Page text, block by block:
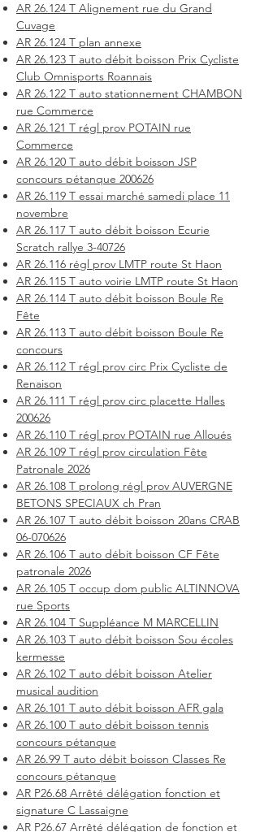
AR 26.124 T Alignement rue du Grand
Cuvage
AR 26.124 T plan annexe
AR 26.123 T auto débit boisson Prix Cycliste
Club Omnisports Roannais
AR 26.122 T auto stationnement CHAMBON
rue Commerce
AR 26.121 T régl prov POTAIN rue
Commerce
AR 26.120 T auto débit boisson JSP
concours pétanque 200626
AR 26.119 T essai marché samedi place 11
novembre
AR 26.117 T auto débit boisson Ecurie
Scratch rallye 3-40726
AR 26.116 régl prov LMTP route St Haon
AR 26.115 T auto voirie LMTP route St Haon
AR 26.114 T auto débit boisson Boule Re
Fête
AR 26.113 T auto débit boisson Boule Re
concours
AR 26.112 T régl prov circ Prix Cycliste de
Renaison
AR 26.111 T régl prov circ placette Halles
200626
AR 26.110 T régl prov POTAIN rue Alloués
AR 26.109 T régl prov circulation Fête
Patronale 2026
AR 26.108 T prolong régl prov AUVERGNE
BETONS SPECIAUX ch Pran
AR 26.107 T auto débit boisson 20ans CRAB
06-070626
AR 26.106 T auto débit boisson CF Fête
patronale 2026
AR 26.105 T occup dom public ALTINNOVA
rue Sports
AR 26.104 T Suppléance M MARCELLIN
AR 26.103 T auto débit boisson Sou écoles
kermesse
AR 26.102 T auto débit boisson Atelier
musical audition
AR 26.101 T auto débit boisson AFR gala
AR 26.100 T auto débit boisson tennis
concours pétanque
AR 26.99 T auto débit boisson Classes Re
concours pétanque
AR P26.68 Arrêté délégation fonction et
signature C Lassaigne
AR P26.67 Arrêté délégation de fonction et